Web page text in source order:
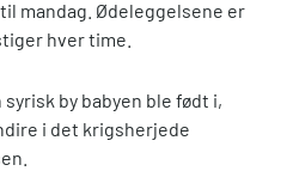
mandag. Ødeleggelsene er
hver time.
by babyen ble født i,
i det krigsherjede